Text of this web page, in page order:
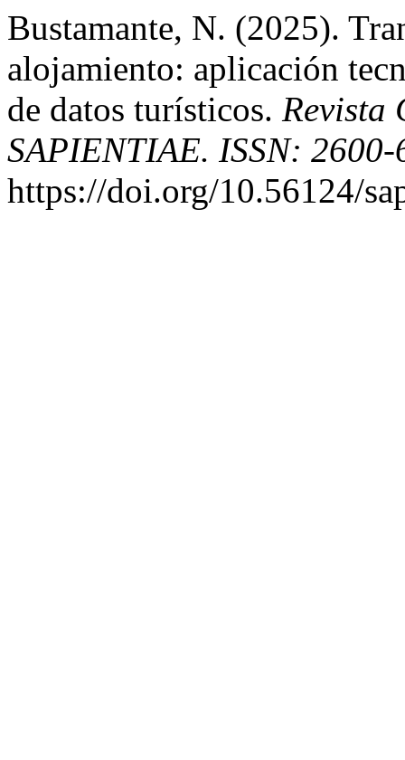
Bustamante, N. (2025).
alojamiento: aplicación
de datos turísticos.
SAPIENTIAE. ISSN: 2600-
https://doi.org/10.56124/